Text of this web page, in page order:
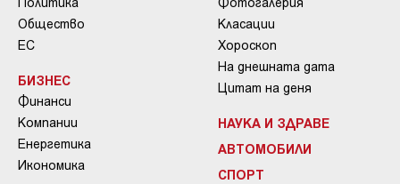
Общество
ЕС
БИЗНЕС
Финанси
Компании
Енергетика
Икономика
Класации
Хороскоп
На днешната дата
Цитат на деня
НАУКА И ЗДРАВЕ
АВТОМОБИЛИ
СПОРТ